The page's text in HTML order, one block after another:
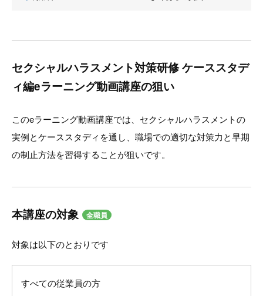
セクシャルハラスメント対策研修 ケーススタデ
ィ編eラーニング動画講座の狙い
このeラーニング動画講座では、セクシャルハラスメントの
実例とケーススタディを通し、職場での適切な対策力と早期
の制止方法を習得することが狙いです。
本講座の対象 全職員
対象は以下のとおりです
すべての従業員の方